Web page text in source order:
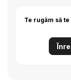
Te rugăm să